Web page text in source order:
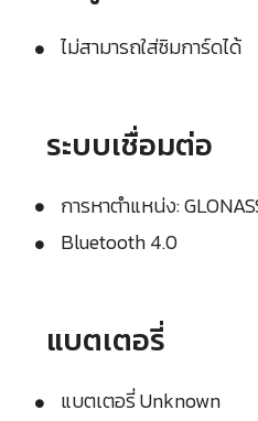
ไม่สามารถใส่ซิมการ์ดได้
ระบบเชื่อมต่อ
การหาตำแหน่ง:
Bluetooth 4.0
แบตเตอรี่
แบตเตอรี่ Unknown